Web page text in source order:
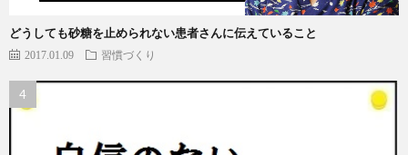
どうしても砂糖を止められない患者さんに伝えていること
2017.01.09 習慣づくり